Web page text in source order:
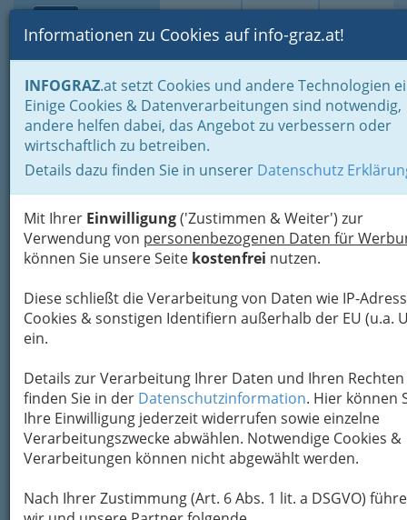
Suche Login Toggle
Informationen zu Cookies auf info-graz.at!
INFOGRAZ.at setzt Cookies und andere Technologien
Einige Cookies & Datenverarbeitungen sind notwendig,
andere helfen dabei, das Angebot zu verbessern oder
wirtschaftlich zu betreiben.
Details dazu finden Sie in unserer Datenschutz
Mit Ihrer Einwilligung('Zustimmen & Weiter') zur
Verwendung von personenbezogenen Daten für
können Sie unsere Seite kostenfrei nutzen.
Diese schließt die Verarbeitung von Daten wie IP-
Cookies & sonstigen Identifiern außerhalb der EU (u.a.
ein.
Details zur Verarbeitung Ihrer Daten und Ihren Rechten
finden Sie in der Datenschutzinformation. Hier können
Ihre Einwilligung jederzeit widerrufen sowie einzelne
Verarbeitungszwecke abwählen. Notwendige Cookies &
Verarbeitungen können nicht abgewählt werden.
Nach Ihrer Zustimmung (Art. 6 Abs. 1 lit. a DSGVO)
Home
Lebens-Guide
Ärzte und Ärztinnen - Krankheit und Vorsorge
Bestattung
Bestattung
Wenn ein geliebter Mensch von uns geht, haben
wir das Bedürfnis, uns angemessen von ihm
oder ihr zu verabschieden.
Pietät und Unterstützung in schweren
Stunden